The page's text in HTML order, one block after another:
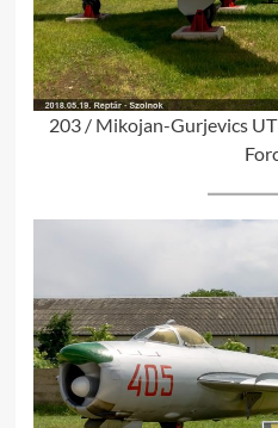
203 / Mikojan-Gurjevics